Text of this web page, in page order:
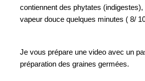
contiennent des phytates
vapeur douce quelques minutes ( 8/
Je vous prépare une video avec un
préparation des graines germées.